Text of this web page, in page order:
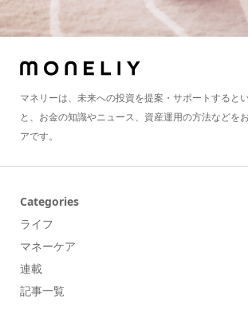
マネリーは、未来への投資を提案・サポートすると
と、お金の知識やニュース、資産運用の方法などを
アです。
Categories
ライフ
マネーケア
連載
記事一覧